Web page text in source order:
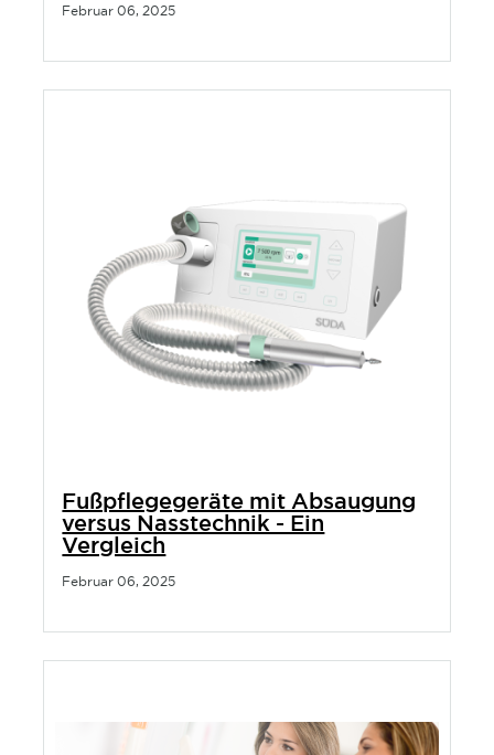
Februar 06, 2025
Fußpflegegeräte mit Absaugung
versus Nasstechnik - Ein
Vergleich
Februar 06, 2025